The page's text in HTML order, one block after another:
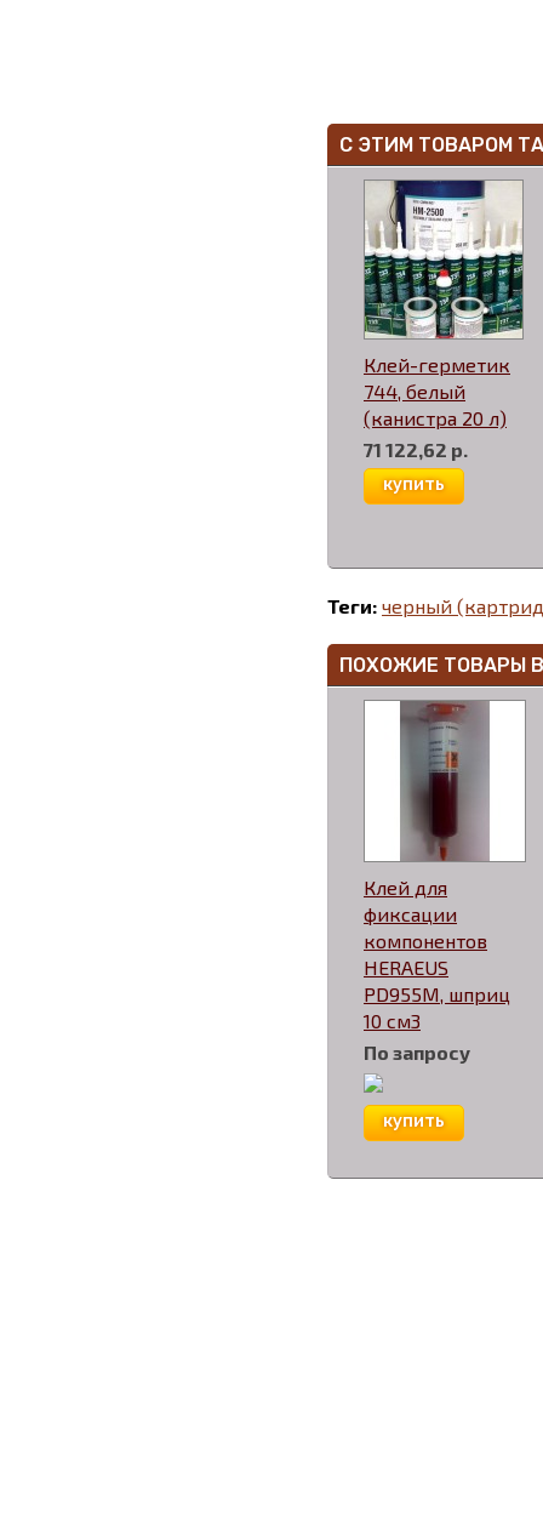
С ЭТИМ ТОВАРОМ
Клей-герметик
744, белый
(канистра 20 л)
71 122,62 р.
купить
Теги: черный
ПОХОЖИЕ ТОВАРЫ
Клей для
фиксации
компонентов
HERAEUS
PD955M, шприц
10 см3
По запросу
купить